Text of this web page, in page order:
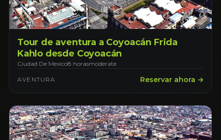
Tour de aventura a Coyoacán Frida
Kahlo desde Coyoacán
Ciudad De Mexico8 horasmoderate
AVENTURA Reservar ahora →